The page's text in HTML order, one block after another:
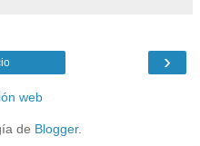
›
web
de Blogger.